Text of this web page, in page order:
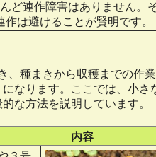
ど連作障害はありません。
作は避けることが賢明です。
、種まきから収穫までの作業
なります。ここでは、小さ
な方法を説明しています。
内容